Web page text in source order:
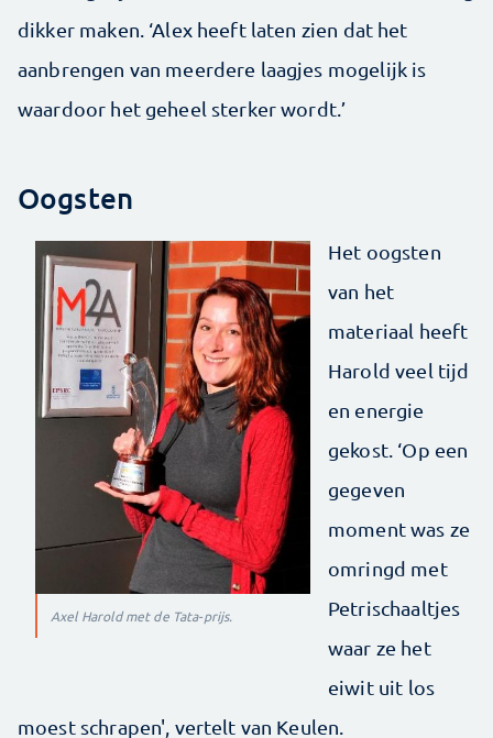
dikker maken. ‘Alex heeft laten zien dat het
aanbrengen van meerdere laagjes mogelijk is
waardoor het geheel sterker wordt.’
Oogsten
Axel Harold met de Tata-prijs.
Het oogsten
van het
materiaal heeft
Harold veel tijd
en energie
gekost. ‘Op een
gegeven
moment was ze
omringd met
Petrischaaltjes
waar ze het
eiwit uit los
moest schrapen', vertelt van Keulen.